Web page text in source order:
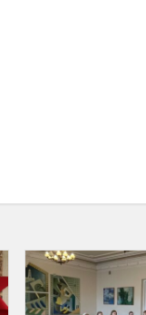
Minėjome
Tarptautinę
tolerancijos